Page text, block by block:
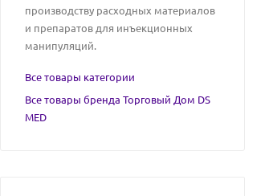
производству расходных материалов
и препаратов для инъекционных
манипуляций.
Все товары категории
Все товары бренда Торговый Дом DS
MED